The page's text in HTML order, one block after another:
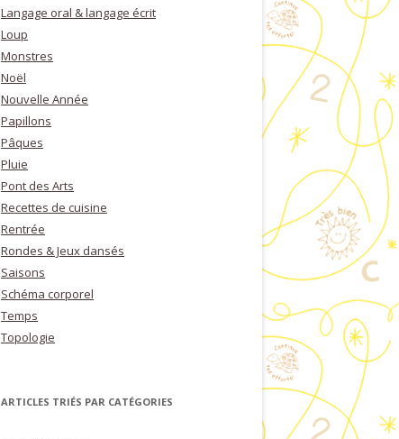
Langage oral & langage écrit
Loup
Monstres
Noël
Nouvelle Année
Papillons
Pâques
Pluie
Pont des Arts
Recettes de cuisine
Rentrée
Rondes & Jeux dansés
Saisons
Schéma corporel
Temps
Topologie
ARTICLES TRIÉS PAR CATÉGORIES